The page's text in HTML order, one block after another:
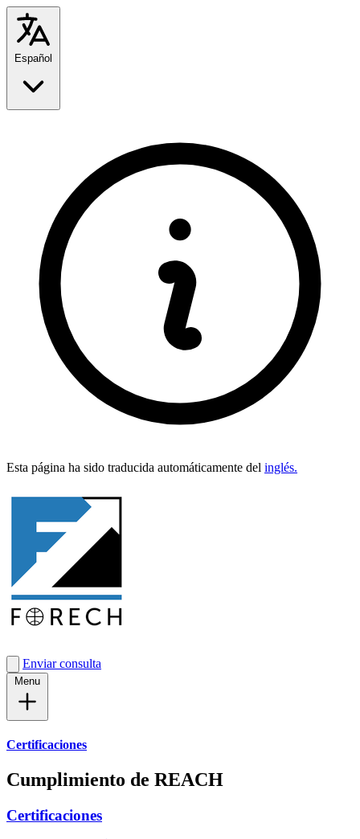
Esta pági­na ha sido tra­duci­da automáti­ca­mente del inglés.
Enviar consulta
Certificaciones
Cumplimiento de REACH
Certificaciones